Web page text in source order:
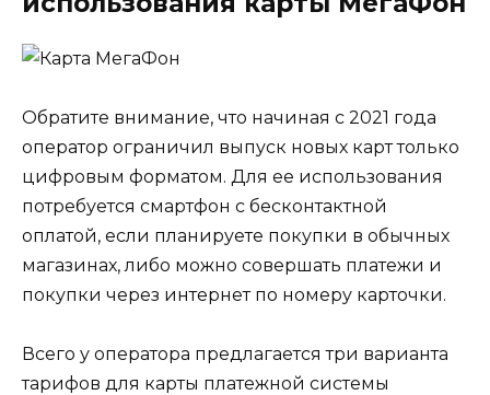
Обратите внимание, что начиная с 2021 года
оператор ограничил выпуск новых карт только
цифровым форматом. Для ее использования
потребуется смартфон с бесконтактной
оплатой, если планируете покупки в обычных
магазинах, либо можно совершать платежи и
покупки через интернет по номеру карточки.
Всего у оператора предлагается три варианта
тарифов для карты платежной системы